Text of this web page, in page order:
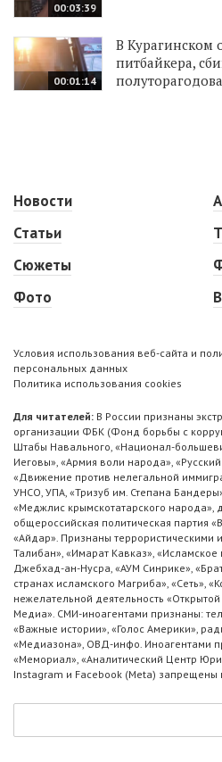
00:03:39
00:01:14
В Курагинском
питбайкера,
Новости
Статьи
Сюжеты
Фото
Условия использования веб-сайта и
персональных данных
Политика использования cookies
Для читателей: В России признаны
организации ФБК (Фонд борьбы с
Штабы Навального, «Национал-
Иеговы», «Армия воли народа»,
«Движение против нелегальной
УНСО, УПА, «Тризуб им. Степана
«Меджлис крымскотатарского народа»,
общероссийская политическая партия
«Айдар». Признаны
Талибан», «Имарат Кавказ», «Исламское
Джебхад-ан-Нусра, «АУМ Синрике»,
странах исламского Магриба», «Сеть»,
нежелательной деятельность
Медиа». СМИ-иноагентами признаны:
«Важные истории», «Голос Америки»,
«Медиазона», ОВД-инфо. Иноагентами
«Мемориал», «Аналитический Центр
Instagram и Facebook (Metа) запрещены